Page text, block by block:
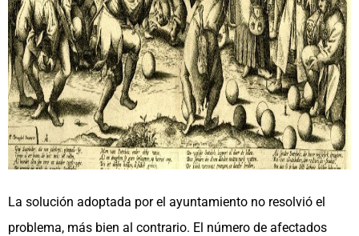
La solución adoptada por el ayuntamiento no resolvió el
problema, más bien al contrario. El número de afectados